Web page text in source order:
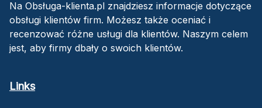
Na Obsługa-klienta.pl znajdziesz informacje dotyczące
obsługi klientów firm. Możesz także oceniać i
recenzować różne usługi dla klientów. Naszym celem
jest, aby firmy dbały o swoich klientów.
Links